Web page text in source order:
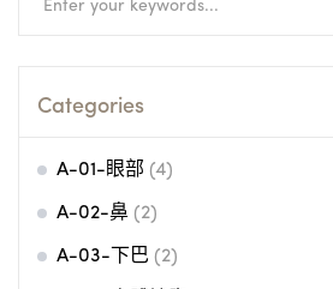
Categories
A-01-眼部 (4)
A-02-鼻 (2)
A-03-下巴 (2)